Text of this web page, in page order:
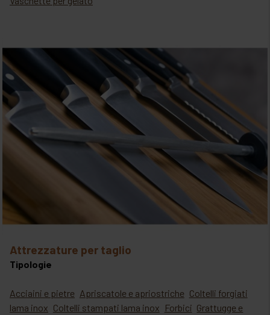
attrezzature per taglio
Tipologie
Acciaini e pietre Apriscatole e apriostriche Coltelli forgiati
lama inox Coltelli stampati lama inox Forbici Grattugge e